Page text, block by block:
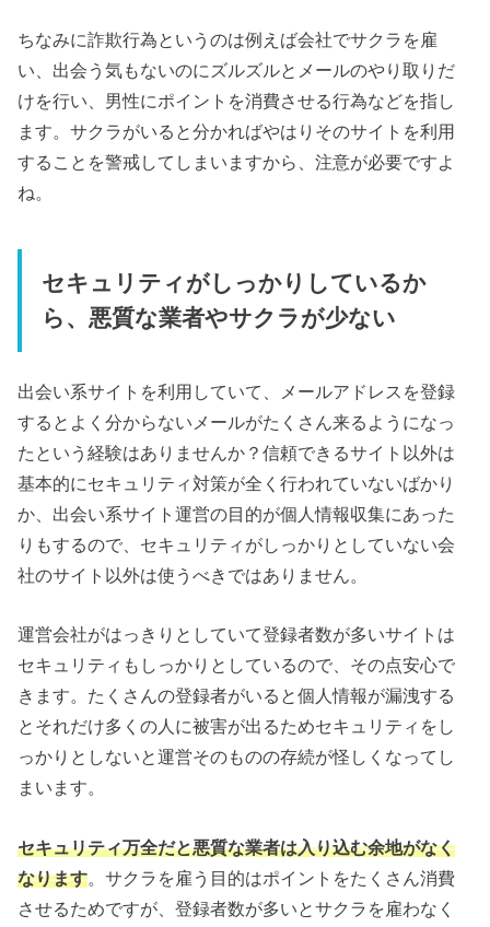
ちなみに詐欺行為というのは例えば会社でサクラを雇
い、出会う気もないのにズルズルとメールのやり取りだ
けを行い、男性にポイントを消費させる行為などを指し
ます。サクラがいると分かればやはりそのサイトを利用
することを警戒してしまいますから、注意が必要ですよ
ね。
セキュリティがしっかりしているか
ら、悪質な業者やサクラが少ない
出会い系サイトを利用していて、メールアドレスを登録
するとよく分からないメールがたくさん来るようになっ
たという経験はありませんか？信頼できるサイト以外は
基本的にセキュリティ対策が全く行われていないばかり
か、出会い系サイト運営の目的が個人情報収集にあった
りもするので、セキュリティがしっかりとしていない会
社のサイト以外は使うべきではありません。
運営会社がはっきりとしていて登録者数が多いサイトは
セキュリティもしっかりとしているので、その点安心で
きます。たくさんの登録者がいると個人情報が漏洩する
とそれだけ多くの人に被害が出るためセキュリティをし
っかりとしないと運営そのものの存続が怪しくなってし
まいます。
セキュリティ万全だと悪質な業者は入り込む余地がなく
なります 。サクラを雇う目的はポイントをたくさん消費
させるためですが、登録者数が多いとサクラを雇わなく